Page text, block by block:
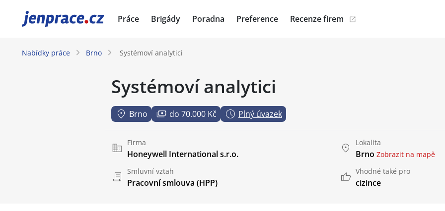
JenPráce.cz Práce Brigády Poradna Preference Recenze firem
Nabídky práce Brno Systémoví analytici
Systémoví analytici
Brno do 70.000 Kč Plný úvazek
Firma
Honeywell International s.r.o.
Lokalita
Brno Zobrazit na mapě
Smluvní vztah
Pracovní smlouva (HPP)
Vhodné také pro
cizince